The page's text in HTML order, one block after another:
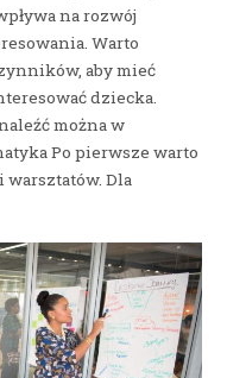
na rozwój
Warto
aby mieć
dziecka.
można w
Po pierwsze warto
Dla